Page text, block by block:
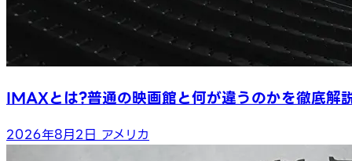
IMAXとは?普通の映画館と何が違うのかを徹底解
2026年8月2日 アメリカ